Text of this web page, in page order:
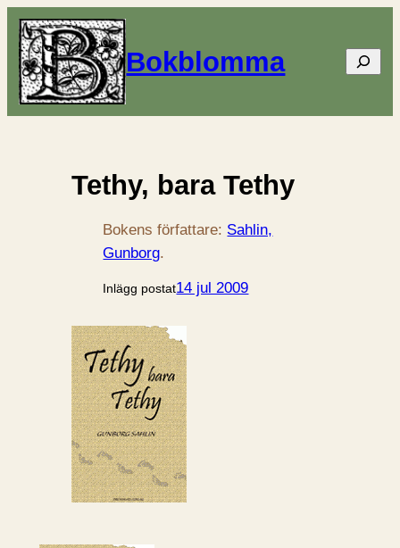
Bokblomma Sök
Tethy, bara Tethy
Bokens författare: Sahlin,
Gunborg.
Inlägg postat14 jul 2009